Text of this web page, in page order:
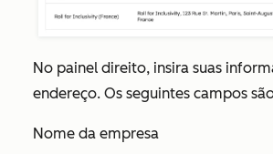
No painel direito, insira suas
endereço. Os seguintes campos
Nome da empresa